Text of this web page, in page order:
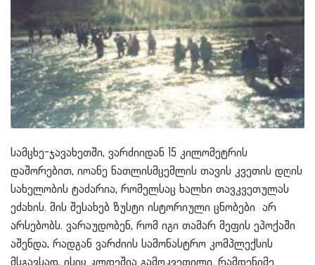
სამცხე-ჯავახეთში, ვარძიიდან 15 კილომეტრის
დაშორებით, იოანე ნათლისმცემლის თავის კვეთის დღის
სახელობის ტაძარია, რომელსაც ხალხი თავკვეთულას
ეძახის. მის შესახებ ზუსტი ისტორიული ცნობები არ
არსებობს. ვარაუდობენ, რომ იგი თამარ მეფის ეპოქაში
აშენდა, რადგან ვარძიის სამონასტრო კომპლექსის